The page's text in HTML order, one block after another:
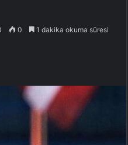
0 1 dakika okuma süresi